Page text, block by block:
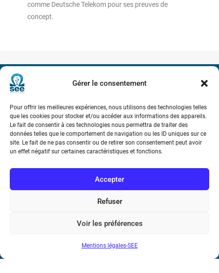
Gérer le consentement
Pour offrir les meilleures expériences, nous utilisons des technologies telles
que les cookies pour stocker et/ou accéder aux informations des appareils.
Le fait de consentir à ces technologies nous permettra de traiter des
données telles que le comportement de navigation ou les ID uniques sur ce
site. Le fait de ne pas consentir ou de retirer son consentement peut avoir
un effet négatif sur certaines caractéristiques et fonctions.
Accepter
Refuser
Voir les préférences
Mentions légales-SEE
comme Deutsche Telekom pour ses preuves de
concept.
Bicentenaire des découvertes d’André-
Société de l’Electricité, de l’Electronique et des Technologies
17 rue de l’Amiral Hamelin75116 Paris
Métro : « Boissière » Ligne 6 et « Iéna » Ligne 9
Téléphone : (+33) 1 56 90 37 17
N° de SIREN : 785 393 232, Code APE : 9412Z TVA intra-
communautaire : FR44 785 393 232